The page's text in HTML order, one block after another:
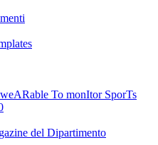
To monItor SporTs
del Dipartimento